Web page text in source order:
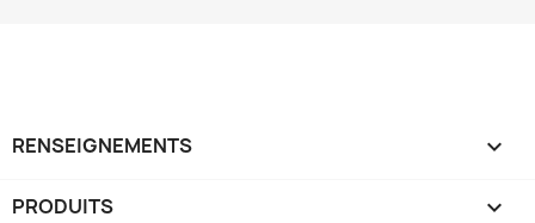
RENSEIGNEMENTS 
PRODUITS 